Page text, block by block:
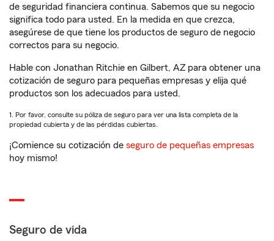
de seguridad financiera continua. Sabemos que su negocio
significa todo para usted. En la medida en que crezca,
asegúrese de que tiene los productos de seguro de negocio
correctos para su negocio.
Hable con Jonathan Ritchie en Gilbert, AZ para obtener una
cotización de seguro para pequeñas empresas y elija qué
productos son los adecuados para usted.
1. Por favor, consulte su póliza de seguro para ver una lista completa de la
propiedad cubierta y de las pérdidas cubiertas.
¡Comience su cotización de seguro de pequeñas empresas
hoy mismo!
Seguro de vida